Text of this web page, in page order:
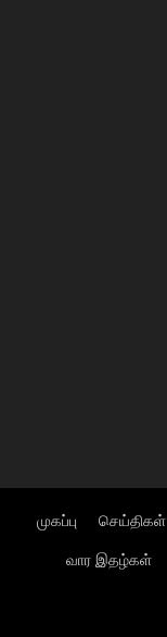
முகப்பு செய்திகள்
வார இதழ்கள்